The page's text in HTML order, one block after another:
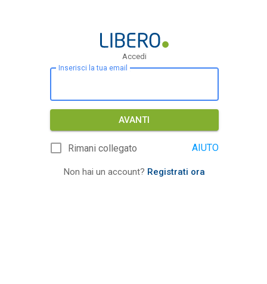
Accedi
Inserisci la tua email
AVANTI
Rimani collegato AIUTO
Non hai un account? Registrati ora